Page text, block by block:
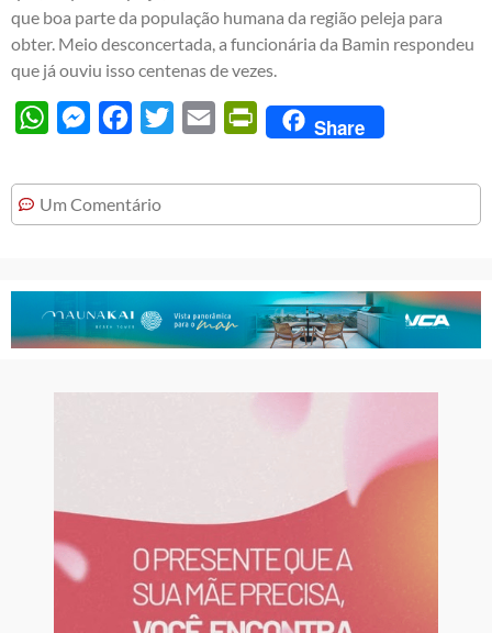
que boa parte da população humana da região peleja para
obter. Meio desconcertada, a funcionária da Bamin respondeu
que já ouviu isso centenas de vezes.
WhatsAppMessengerFacebook
Twitter Email PrintFriendly
Share
Um Comentário